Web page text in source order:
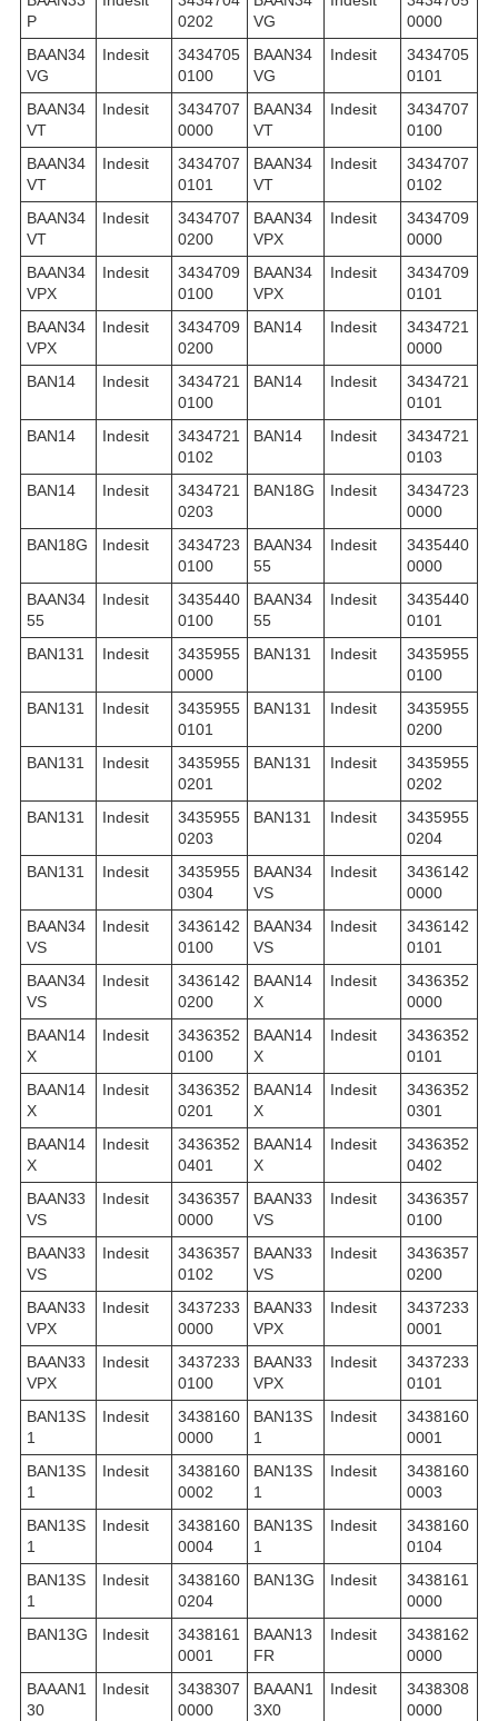
P
0202
VG
0000
BAAN34
VG
Indesit
3434705
0100
BAAN34
VG
Indesit
3434705
0101
BAAN34
VT
Indesit
3434707
0000
BAAN34
VT
Indesit
3434707
0100
BAAN34
VT
Indesit
3434707
0101
BAAN34
VT
Indesit
3434707
0102
BAAN34
VT
Indesit
3434707
0200
BAAN34
VPX
Indesit
3434709
0000
BAAN34
VPX
Indesit
3434709
0100
BAAN34
VPX
Indesit
3434709
0101
BAAN34
VPX
Indesit
3434709
0200
BAN14 Indesit
3434721
0000
BAN14
Indesit
3434721
0100
BAN14 Indesit
3434721
0101
BAN14
Indesit
3434721
0102
BAN14 Indesit
3434721
0103
BAN14
Indesit
3434721
0203
BAN18G Indesit
3434723
0000
BAN18G
Indesit
3434723
0100
BAAN34
55
Indesit
3435440
0000
BAAN34
55
Indesit
3435440
0100
BAAN34
55
Indesit
3435440
0101
BAN131
Indesit
3435955
0000
BAN131 Indesit
3435955
0100
BAN131
Indesit
3435955
0101
BAN131 Indesit
3435955
0200
BAN131
Indesit
3435955
0201
BAN131 Indesit
3435955
0202
BAN131
Indesit
3435955
0203
BAN131 Indesit
3435955
0204
BAN131
Indesit
3435955
0304
BAAN34
VS
Indesit
3436142
0000
BAAN34
VS
Indesit
3436142
0100
BAAN34
VS
Indesit
3436142
0101
BAAN34
VS
Indesit
3436142
0200
BAAN14
X
Indesit
3436352
0000
BAAN14
X
Indesit
3436352
0100
BAAN14
X
Indesit
3436352
0101
BAAN14
X
Indesit
3436352
0201
BAAN14
X
Indesit
3436352
0301
BAAN14
X
Indesit
3436352
0401
BAAN14
X
Indesit
3436352
0402
BAAN33
VS
Indesit
3436357
0000
BAAN33
VS
Indesit
3436357
0100
BAAN33
VS
Indesit
3436357
0102
BAAN33
VS
Indesit
3436357
0200
BAAN33
VPX
Indesit
3437233
0000
BAAN33
VPX
Indesit
3437233
0001
BAAN33
VPX
Indesit
3437233
0100
BAAN33
VPX
Indesit
3437233
0101
BAN13S
1
Indesit
3438160
0000
BAN13S
1
Indesit
3438160
0001
BAN13S
1
Indesit
3438160
0002
BAN13S
1
Indesit
3438160
0003
BAN13S
1
Indesit
3438160
0004
BAN13S
1
Indesit
3438160
0104
BAN13S
1
Indesit
3438160
0204
BAN13G Indesit
3438161
0000
BAN13G
Indesit
3438161
0001
BAAN13
FR
Indesit
3438162
0000
BAAAN1
30
Indesit
3438307
0000
BAAAN1
3X0
Indesit
3438308
0000